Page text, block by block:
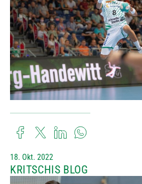
18. Okt. 2022
KRITSCHIS BLOG